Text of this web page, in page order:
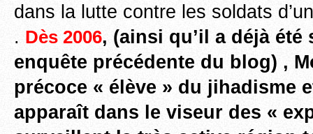
dans la lutte contre les soldats
. Dès 2006, (ainsi qu’il a déjà
enquête précédente du blog) ,
précoce « élève » du jihadisme
apparaît dans le viseur des «